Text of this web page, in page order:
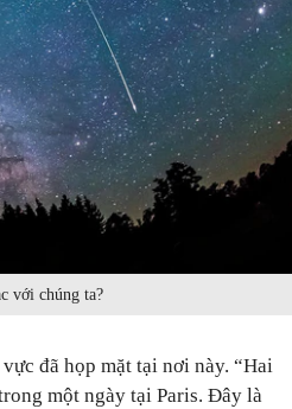
với chúng ta?
đã họp mặt tại nơi này. “Hai
một ngày tại Paris. Đây là